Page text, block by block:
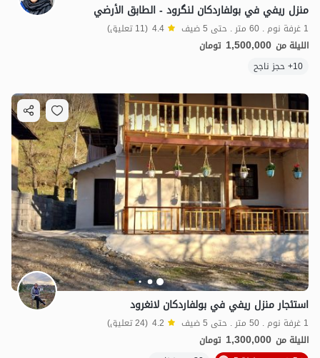
منزل ريفي في بولفاردكان لنگرود - الطابق الأرضي
1 غرفة نوم . 60 متر . حتى 5 ضيف 4.4 (11 تعليق)
الليلة من 1,500,000 تومان
10+ حجز ناجح
استئجار منزل ريفي في بولفاردكان لانغرود
1 غرفة نوم . 50 متر . حتى 5 ضيف 4.2 (24 تعليق)
الليلة من 1,300,000 تومان